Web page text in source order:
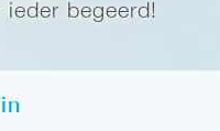
begeerd!